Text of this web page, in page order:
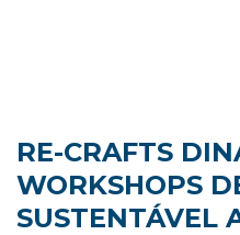
RE-CRAFTS
WORKSHOPS
SUSTENTÁVEL